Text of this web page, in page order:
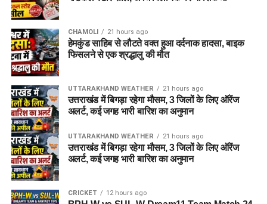
CHAMOLI 21 hours ago
हेमकुंड साहिब से लौटते वक्त हुआ दर्दनाक हादसा, बाइक
फिसलने से एक श्रद्धालु की मौत
UTTARAKHAND WEATHER 21 hours ago
उत्तराखंड में बिगड़ा रहेगा मौसम, 3 जिलों के लिए ऑरेंज
अलर्ट, कई जगह भारी बारिश का अनुमान
UTTARAKHAND WEATHER 21 hours ago
उत्तराखंड में बिगड़ा रहेगा मौसम, 3 जिलों के लिए ऑरेंज
अलर्ट, कई जगह भारी बारिश का अनुमान
CRICKET 12 hours ago